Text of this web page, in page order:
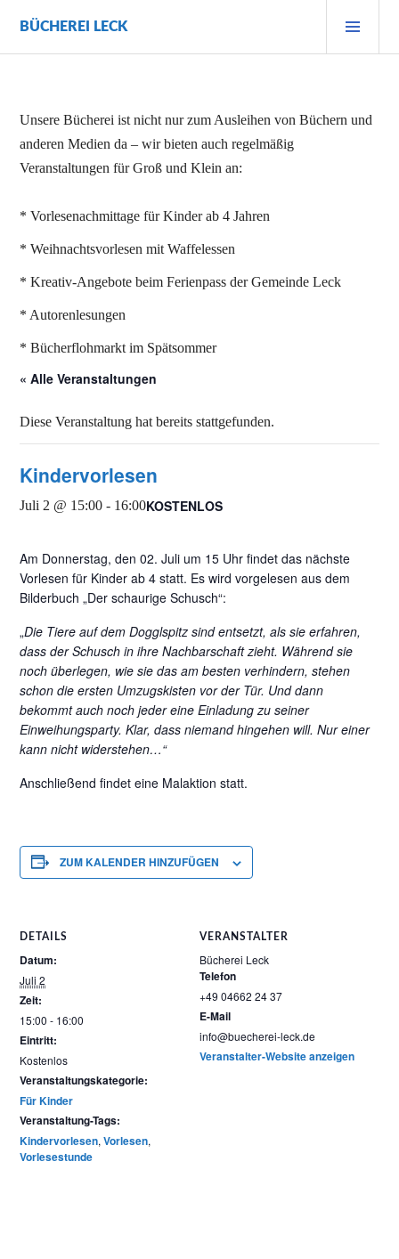
Inhalt
springen
BÜCHEREI LECK
Unsere Bücherei ist nicht nur zum Ausleihen von Büchern und
anderen Medien da – wir bieten auch regelmäßig
Veranstaltungen für Groß und Klein an:
* Vorlesenachmittage für Kinder ab 4 Jahren
* Weihnachtsvorlesen mit Waffelessen
* Kreativ-Angebote beim Ferienpass der Gemeinde Leck
* Autorenlesungen
* Bücherflohmarkt im Spätsommer
« Alle Veranstaltungen
Diese Veranstaltung hat bereits stattgefunden.
Kindervorlesen
Juli 2 @ 15:00 - 16:00KOSTENLOS
Am Donnerstag, den 02. Juli um 15 Uhr findet das nächste
Vorlesen für Kinder ab 4 statt. Es wird vorgelesen aus dem
Bilderbuch „Der schaurige Schusch“:
„Die Tiere auf dem Dogglspitz sind entsetzt, als sie erfahren,
dass der Schusch in ihre Nachbarschaft zieht. Während sie
noch überlegen, wie sie das am besten verhindern, stehen
schon die ersten Umzugskisten vor der Tür. Und dann
bekommt auch noch jeder eine Einladung zu seiner
Einweihungsparty. Klar, dass niemand hingehen will. Nur einer
kann nicht widerstehen…“
Anschließend findet eine Malaktion statt.
ZUM KALENDER HINZUFÜGEN
DETAILS
Datum:
Juli 2
Zeit:
15:00 - 16:00
Eintritt:
Kostenlos
Veranstaltungskategorie:
Für Kinder
Veranstaltung-Tags:
Kindervorlesen,Vorlesen,
Vorlesestunde
VERANSTALTER
Bücherei Leck
Telefon
+49 04662 24 37
E-Mail
info@buecherei-leck.de
Veranstalter-Website anzeigen